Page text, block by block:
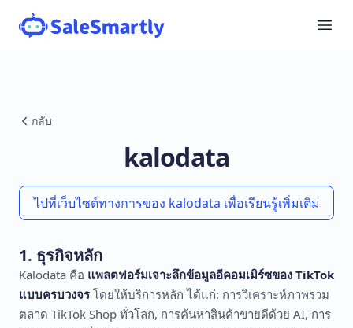
กลับ
kalodata
ไปที่เว็บไซต์ทางการของ kalodata เพื่อเรียนรู้เพิ่มเติม
1. ธุรกิจหลัก
Kalodata คือ แพลตฟอร์มเจาะลึกข้อมูลอีคอมเมิร์ซของ TikTok
แบบครบวงจรโดยให้บริการหลัก ได้แก่: การวิเคราะห์ภาพรวม
ตลาด TikTok Shop ทั่วโลก, การค้นหาสินค้าขายดีด้วย AI, การ